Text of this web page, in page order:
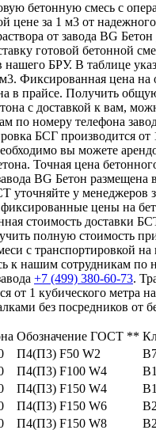
бетонную смесь с
цене за 1 м3 от
от завода BG Бетон
готовой бетонной
нашего БРУ. В таблице
м3. Фиксированная цена на
в прайсе. Получить
с доставкой к вам,
по номеру телефона
БСГ производится
вы можете
Точная цена
BG Бетон размещена
уточняйте у менеджеров
цены на
стоимость доставки
полную стоимость
с транспортировкой на
к нашим сотрудникам по
+7 (499) 380-60-73.
от 1 кубического метра
без посредников от
Обозначение ГОСТ **
П4(П3) F50 W2
П4(П3) F100 W4
П4(П3) F150 W4
П4(П3) F150 W6
П4(П3) F150 W8